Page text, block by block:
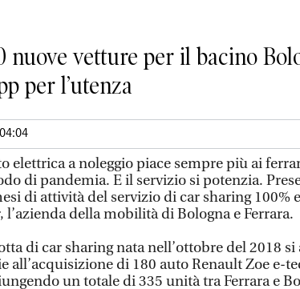
nuove vetture per il bacino
per l’utenza
elettrica a noleggio piace sempre più ai
di pandemia. E il servizio si potenzia.
di attività del servizio di car sharing 100%
l’azienda della mobilità di Bologna e Ferrara.
di car sharing nata nell’ottobre del 2018
all’acquisizione di 180 auto Renault Zoe e-
un totale di 335 unità tra Ferrara e